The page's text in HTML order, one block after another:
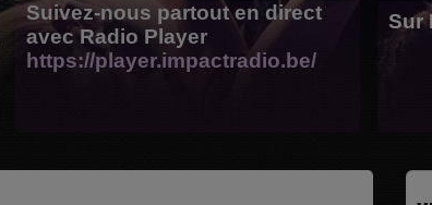
Suivez-nous partout en direct
avec Radio Player
https://player.impactradio.be/
Sur